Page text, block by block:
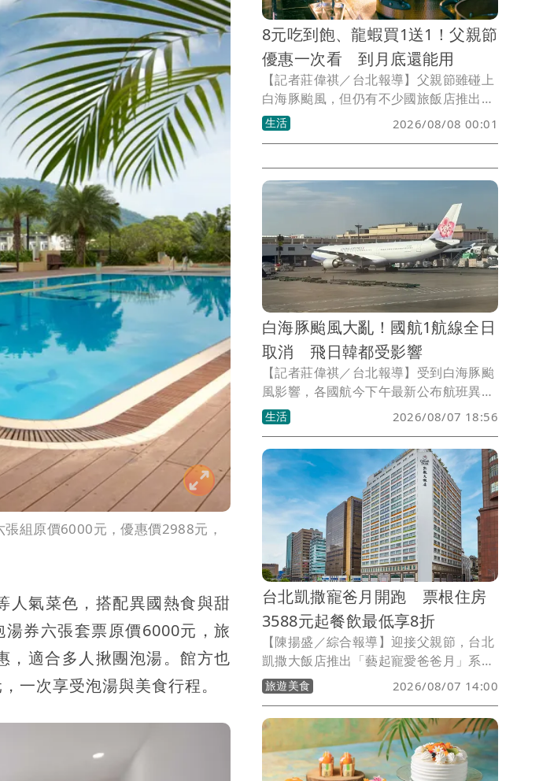
組原價6000元，優惠價2988元，
人氣菜色，搭配異國熱食與甜
券六張套票原價6000元，旅
，適合多人揪團泡湯。館方也
一次享受泡湯與美食行程。
8元吃到飽、龍蝦買1送1！父親節
優惠一次看 到月底還能用
【記者莊偉祺／台北報導】父親節雖碰上
白海豚颱風，但仍有不少國旅飯店推出優
惠可把握，如8元吃到飽、龍蝦買1送1
等，能品嚐西餐廳、涮涮鍋或泰式料理等
間慶祝吃大餐。
生活 2026/08/08 00:01
白海豚颱風大亂！國航1航線全日
取消 飛日韓都受影響
【記者莊偉祺／台北報導】受到白海豚颱
風影響，各國航今下午最新公布航班異動
狀況，包含明日有航空1航線全日取消，
就連8月9日也有調整，從日本沖繩、石垣
島到韓國首爾航線受影響。
生活 2026/08/07 18:56
台北凱撒寵爸月開跑 票根住房
3588元起餐飲最低享8折
【陳揚盛／綜合報導】迎接父親節，台北
凱撒大飯店推出「藝起寵愛爸爸月」系列
優惠，即日起祭出住房、餐飲與甜點多重
方案。民眾憑展覽、演唱會、球賽或交通
票根入住，每晚3588元起，還可獲贈全家
禮物卡及北北基好玩卡交通券；館內
Checkers自助餐廳推出姓名含「凱」或
「撒」全桌8折，王朝中餐廳則祭出每人
旅遊美食 2026/08/07 14:00